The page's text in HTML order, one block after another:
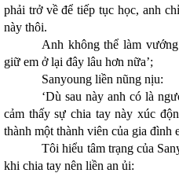
phải trở về để tiếp tục học, anh
này thôi.
Anh không thể làm
giữ em ở lại đây lâu hơn nữa’;
Sanyoung liền nũng nịu:
‘Dù sau này anh có là
cảm thấy sự chia tay này xúc
thành một thành viên của gia đình
Tôi hiểu tâm trạng của
khi chia tay nên liền an ủi: